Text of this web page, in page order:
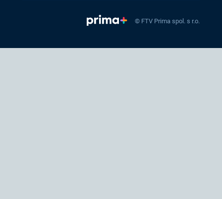
© FTV Prima spol. s r.o.